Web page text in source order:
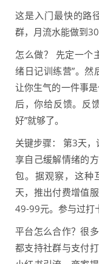
这是入门最快的路
群，月流水能做到
怎么做？ 先定一个
绪日记训练营”。然
让你生气的一件事
后，你给反馈。反
好”就够了。
关键步骤： 第3天，
享自己缓解情绪的
包。据观察，这种
天，推出付费增值
49-99元。参与过打
平台怎么合作？很
都支持社群与支付